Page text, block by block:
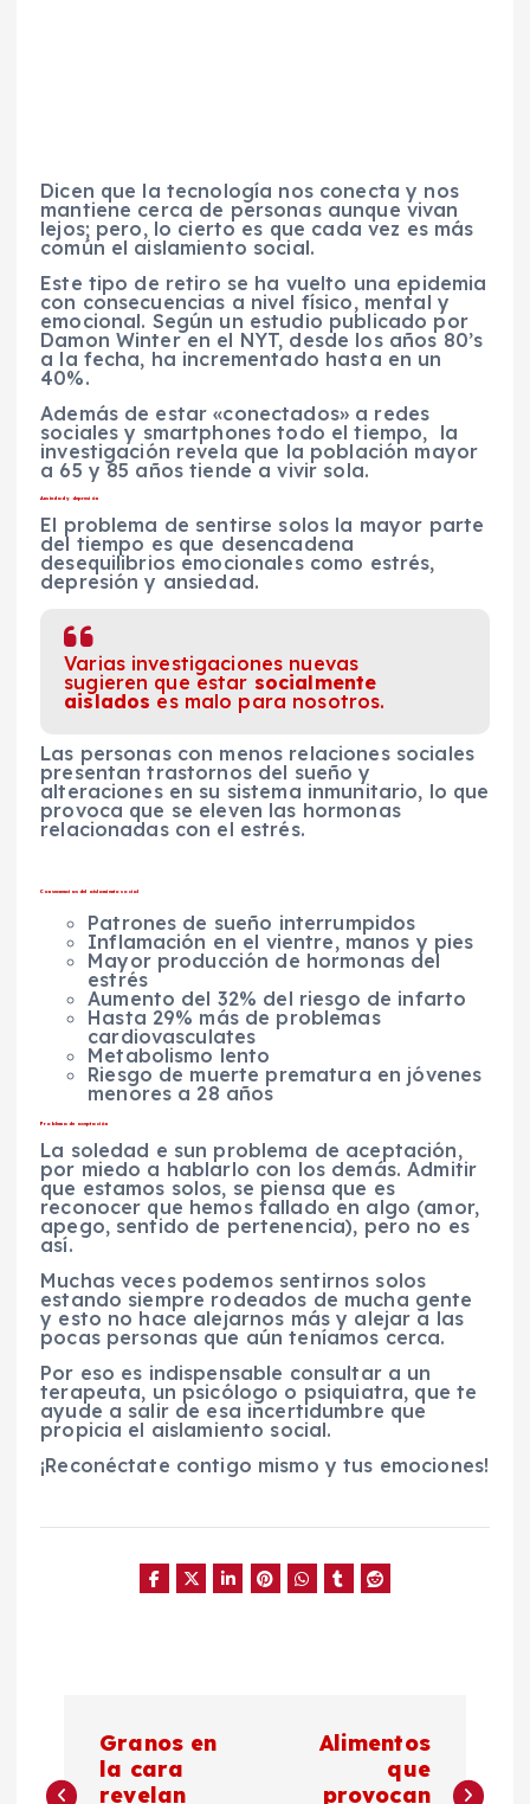
Dicen que la tecnología nos conecta y nos
mantiene cerca de personas aunque vivan
lejos; pero, lo cierto es que cada vez es más
común el aislamiento social.
Este tipo de retiro se ha vuelto una epidemia
con consecuencias a nivel físico, mental y
emocional. Según un estudio publicado por
Damon Winter en el NYT, desde los años 80’s
a la fecha, ha incrementado hasta en un
40%.
Además de estar «conectados» a redes
sociales y smartphones todo el tiempo, la
investigación revela que la población mayor
a 65 y 85 años tiende a vivir sola.
Ansiedad y depresión
El problema de sentirse solos la mayor parte
del tiempo es que desencadena
desequilibrios emocionales como estrés,
depresión y ansiedad.
Varias investigaciones nuevas
sugieren que estar socialmente
aislados es malo para nosotros.
Las personas con menos relaciones sociales
presentan trastornos del sueño y
alteraciones en su sistema inmunitario, lo que
provoca que se eleven las hormonas
relacionadas con el estrés.
Consecuencias del aislamiento social
Patrones de sueño interrumpidos
Inflamación en el vientre, manos y pies
Mayor producción de hormonas del
estrés
Aumento del 32% del riesgo de infarto
Hasta 29% más de problemas
cardiovasculates
Metabolismo lento
Riesgo de muerte prematura en jóvenes
menores a 28 años
Problema de aceptación
La soledad e sun problema de aceptación,
por miedo a hablarlo con los demás. Admitir
que estamos solos, se piensa que es
reconocer que hemos fallado en algo (amor,
apego, sentido de pertenencia), pero no es
así.
Muchas veces podemos sentirnos solos
estando siempre rodeados de mucha gente
y esto no hace alejarnos más y alejar a las
pocas personas que aún teníamos cerca.
Por eso es indispensable consultar a un
terapeuta, un psicólogo o psiquiatra, que te
ayude a salir de esa incertidumbre que
propicia el aislamiento social.
¡Reconéctate contigo mismo y tus emociones!
a
Granos en
la cara
revelan
Alimentos
que
provocan